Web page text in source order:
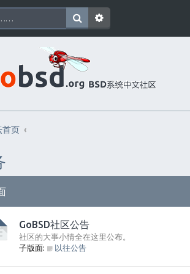
首页
GoBSD社区公告
社区的大事小情全在这里公布。
子版面:
以往公告